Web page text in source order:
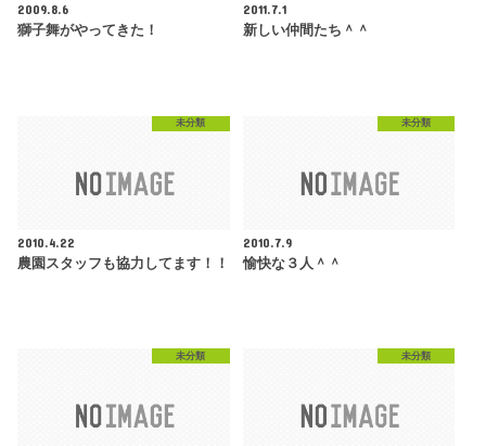
2009.8.6
獅子舞がやってきた！
2011.7.1
新しい仲間たち＾＾
未分類
2010.4.22
農園スタッフも協力してます！！
未分類
2010.7.9
愉快な３人＾＾
未分類 未分類